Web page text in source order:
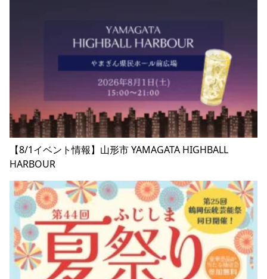
【8/1イベント情報】山形市 YAMAGATA HIGHBALL
HARBOUR